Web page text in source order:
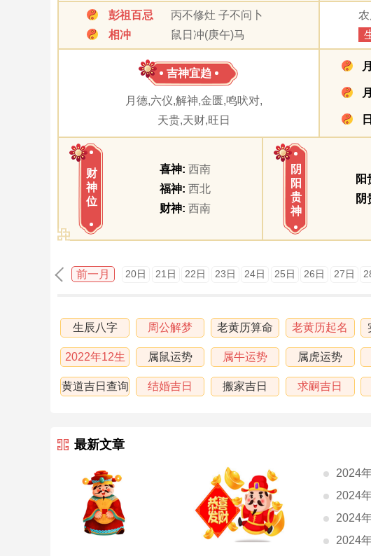
彭祖百忌
丙不修灶 子不问卜
相冲
鼠日冲(庚午)马
吉神宜趋
月德,六仪,解神,金匮,鸣吠对,
天贵,天财,旺日
财
神
位
喜神: 西南
福神: 西北
财神: 西南
阴
阳
贵
神
阳
阴
前一月 20日 21日 22日 23日 24日 25日 26日 27日
生辰八字 周公解梦 老黄历算命 老黄历起名
2022年12生
肖运程
属鼠运势 属牛运势 属虎运势
黄道吉日查询 结婚吉日 搬家吉日 求嗣吉日
最新文章
2024
2024
2024
2024